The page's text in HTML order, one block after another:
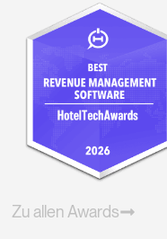
Zu allen Awards